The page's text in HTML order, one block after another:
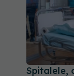
Spitalele,